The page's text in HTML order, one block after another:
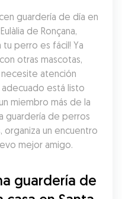
guardería de día en
de Ronçana,
perro es fácil! Ya
otras mascotas,
atención
está listo
miembro más de la
guardería de perros
un encuentro
mejor amigo.
guardería de